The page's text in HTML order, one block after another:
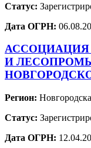
Статус:
Дата ОГРН:
АССОЦИАЦИЯ
И
Регион:
Статус:
Дата ОГРН: